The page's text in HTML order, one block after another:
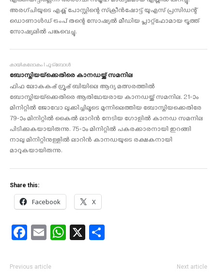
അരഗ്ചിയുടെ എക്സ് പോസ്റ്റിന്റെ സ്‌ക്രീന്‍ഷോട്ട് യുഎസ് പ്രസിഡന്റ്
ഡൊണാള്‍ഡ് ട്രംപ് തന്റെ സോഷ്യല്‍ മീഡിയ പ്ലാറ്റ്‌ഫോമായ ട്രൂത്ത്
സോഷ്യലില്‍ പങ്കുവെച്ചു.
കായികലോകം I ഫുട്ബോൾ
ബോസ്നിയയ്‌ക്കെതിരെ കാനഡയ്ക്ക് സമനില
ഫിഫ ലോകകപ്പ് ഗ്രൂപ്പ് ബിയിലെ ആദ്യ മത്സരത്തില്‍
ബോസ്നിയയ്‌ക്കെതിരെ ആതിഥേയരായ കാനഡയ്ക്ക് സമനില. 21-ാം
മിനിറ്റില്‍ ജോവോ ലുക്കിച്ചിലൂടെ മുന്നിലെത്തിയ ബോസ്നിയക്കെതിരേ
79-ാം മിനിറ്റില്‍ കൈല്‍ ലാറിന്‍ നേടിയ ഗോളില്‍ കാനഡ സമനില
പിടിക്കുകയായിരുന്നു. 75-ാം മിനിറ്റില്‍ പകരക്കാരനായി ഇറങ്ങി
നാലു മിനിറ്റിനുള്ളില്‍ ലാറിന്‍ കാനഡയുടെ രക്ഷകനായി
മാറുകയായിരുന്നു.
Share this:
Facebook X
Facebook
EmailWhatsApp
X
Previous article Next article